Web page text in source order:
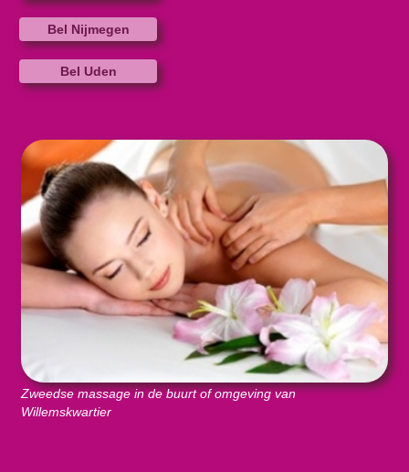
Bel Nijmegen
Bel Uden
Zweedse massage in de buurt of omgeving van
Willemskwartier